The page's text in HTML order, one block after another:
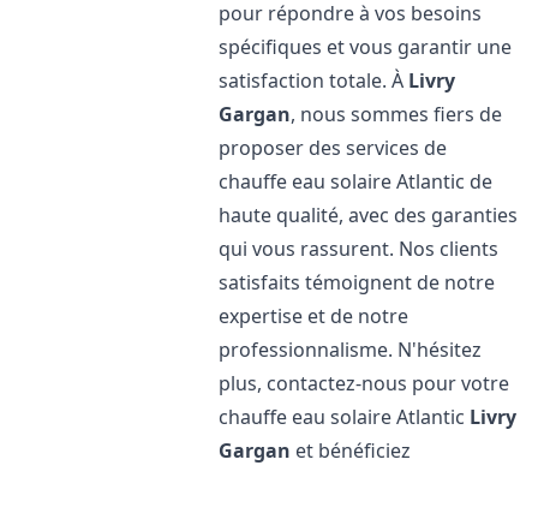
pour répondre à vos besoins
spécifiques et vous garantir une
satisfaction totale. À Livry
Gargan, nous sommes fiers de
proposer des services de
chauffe eau solaire Atlantic de
haute qualité, avec des garanties
qui vous rassurent. Nos clients
satisfaits témoignent de notre
expertise et de notre
professionnalisme. N'hésitez
plus, contactez-nous pour votre
chauffe eau solaire Atlantic Livry
Gargan et bénéficiez